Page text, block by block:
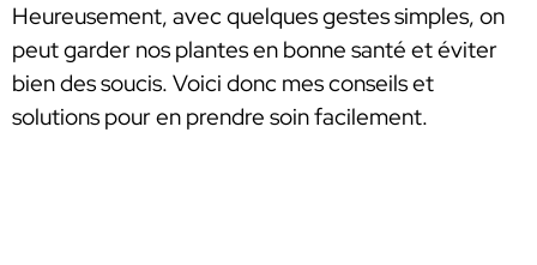
Heureusement, avec quelques gestes simples, on
peut garder nos plantes en bonne santé et éviter
bien des soucis. Voici donc mes conseils et
solutions pour en prendre soin facilement.